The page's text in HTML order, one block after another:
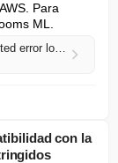
Para
ML.
AWS Clean Rooms ML now supports redacted error log summaries
con la